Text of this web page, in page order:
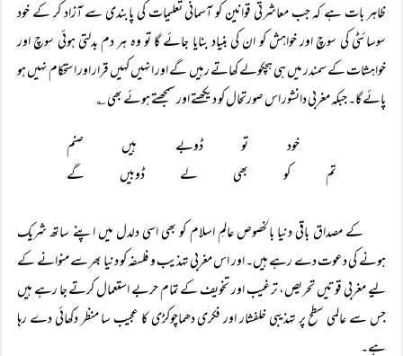
ظاہر بات ہے کہ جب معاشرتی قوانین کو آسمانی تعلیمات کی پابندی سے آزاد کر کے خود
سوسائٹی کی سوچ اور خواہش کو ان کی بنیاد بنایا جائے گا تو وہ ہر دم بدلتی ہوئی سوچ اور
خواہشات کے سمندر میں ہی ہچکولے کھاتے رہیں گے اور انہیں کہیں قرار اور استحکام نہیں ہو
پائے گا۔ جبکہ مغربی دانشور اس صورتحال کو دیکھتے اور سمجھتے ہوئے بھی ؎
خود تو ڈوبے ہیں صنم
تم کو بھی لے ڈوبیں گے
کے مصداق باقی دنیا بالخصوص عالمِ اسلام کو بھی اسی دلدل میں اپنے ساتھ شریک
ہونے کی دعوت دے رہے ہیں۔ اور اس مغربی تہذیب و فلسفہ کو دنیا بھر سے منوانے کے
لیے مغربی قوتیں تحریص، ترغیب اور تخویف کے تمام حربے استعمال کرتے جا رہے ہیں
جس سے عالمی سطح پر تہذیبی خلفشار اور فکری دھماچوکڑی کا عجیب سا منظر دکھائی دے رہا
ہے۔